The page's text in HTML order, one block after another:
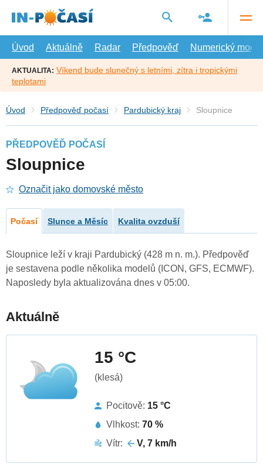
hlavní
Úvod
Aktuálně Radar Předpověď Numerický model
AKTUALITA: Víkend bude slunečný s letními, zítra i tropickými
teplotami
Úvod Předpověď počasí Pardubický kraj Sloupnice
PŘEDPOVĚĎ POČASÍ
Sloupnice
Označit jako domovské město
Počasí Slunce a Měsíc Kvalita ovzduší
Sloupnice leží v kraji Pardubický (428 m n. m.). Předpověď
je sestavena podle několika modelů (ICON, GFS, ECMWF).
Naposledy byla aktualizována dnes v 05:00.
Aktuálně
15 °C
(klesá)
Pocitově: 15 °C
Vlhkost: 70 %
Vítr:
V, 7 km/h